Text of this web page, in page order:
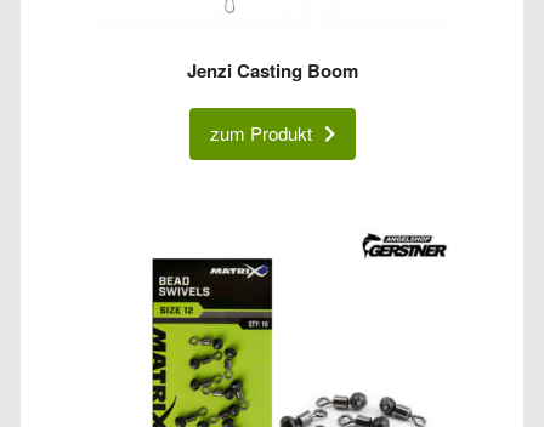
Jenzi Casting Boom
zum Produkt